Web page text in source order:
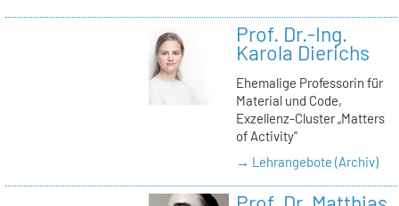
Prof. Dr.-Ing.
Karola Dierichs
Ehemalige Professorin für
Material und Code,
Exzellenz-Cluster „Matters
of Activity“
→ Lehrangebote (Archiv)